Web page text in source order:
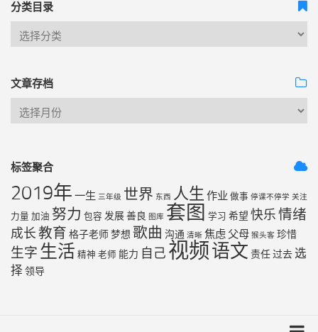
分类目录
文章存档
标签聚合
2019年 一生 三年级 世界 东西 人生 作业 做事 停课不停学 关注
力量 加油 努力 包容 发展善良 图库 套图 学习 希望 快乐情绪
成长教育 格子老师 梦想 歌曲 沟通 清晰 焦虑 父母 猴头客 珍惜
生字 生活 精神 老师 能力 自己 视频语文 责任过去 选
择 领导